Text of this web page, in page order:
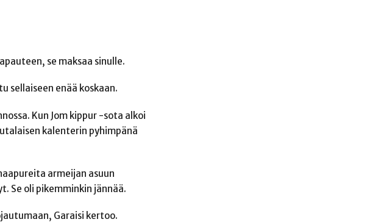
se maksaa sinulle.
sellaiseen enää koskaan.
Kun Jom kippur -sota alkoi
kalenterin pyhimpänä
armeijan asuun
Se oli pikemminkin jännää.
Garaisi kertoo.